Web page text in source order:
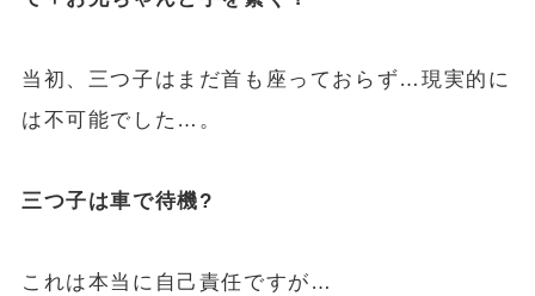
当初、三つ子はまだ首も座っておらず…現実的に
は不可能でした…。
三つ子は車で待機?
これは本当に自己責任ですが…